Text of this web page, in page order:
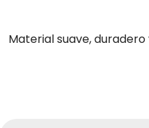
Material suave,